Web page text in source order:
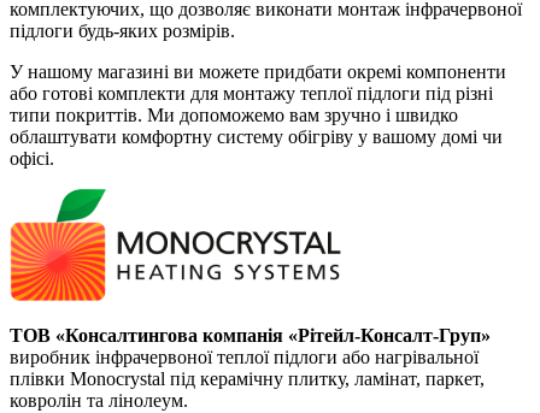
комплектуючих, що дозволяє виконати монтаж інфрачервоної
підлоги будь-яких розмірів.
У нашому магазині ви можете придбати окремі компоненти
або готові комплекти для монтажу теплої підлоги під різні
типи покриттів. Ми допоможемо вам зручно і швидко
облаштувати комфортну систему обігріву у вашому домі чи
офісі.
ТОВ «Консалтингова компанія «Рітейл-Консалт-Груп»
виробник інфрачервоної теплої підлоги або нагрівальної
плівки Monocrystal під керамічну плитку, ламінат, паркет,
ковролін та лінолеум.